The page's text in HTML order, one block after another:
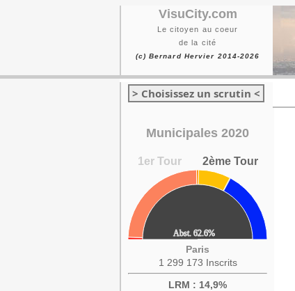
VisuCity.com
Le citoyen au coeur
de la cité
(c) Bernard Hervier 2014-2026
> Choisissez un scrutin <
Municipales 2020
1er Tour 2ème Tour
Paris
1 299 173 Inscrits
LRM : 14,9%